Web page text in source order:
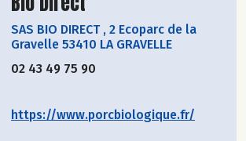
SAS BIO DIRECT , 2 Ecoparc de la
Gravelle 53410 LA GRAVELLE
02 43 49 75 90
https://www.porcbiologique.fr/